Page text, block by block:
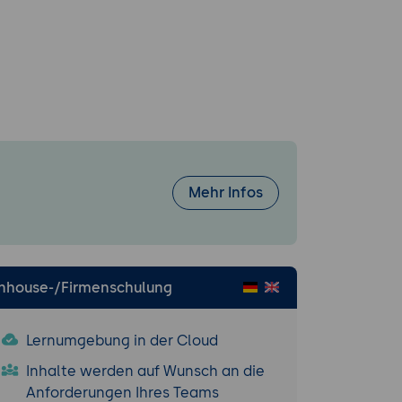
in
zwischen
und
Mehr Infos
Firmenschulung
Lernumgebung in der Cloud
Inhalte werden auf Wunsch an die
Anforderungen Ihres Teams